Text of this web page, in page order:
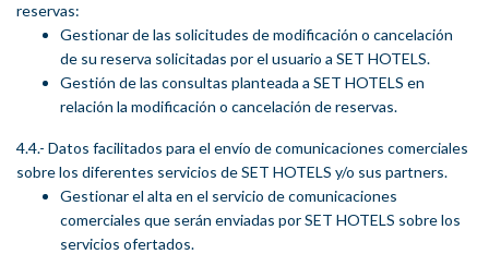
reservas:
Gestionar de las solicitudes de modificación o cancelación
de su reserva solicitadas por el usuario a SET HOTELS.
Gestión de las consultas planteada a SET HOTELS en
relación la modificación o cancelación de reservas.
4.4.- Datos facilitados para el envío de comunicaciones comerciales
sobre los diferentes servicios de SET HOTELS y/o sus partners.
Gestionar el alta en el servicio de comunicaciones
comerciales que serán enviadas por SET HOTELS sobre los
servicios ofertados.